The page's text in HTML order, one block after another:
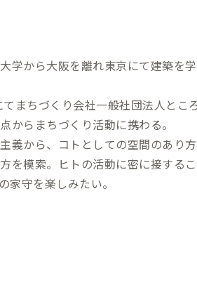
学から大阪を離れ東京にて建築を
まちづくり会社一般社団法人とこ
からまちづくり活動に携わる。
義から、コトとしての空間のあり
を模索。ヒトの活動に密に接する
家守を楽しみたい。